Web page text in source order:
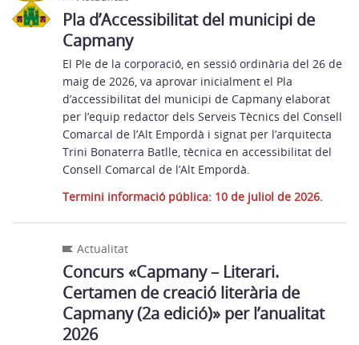
Pla d’Accessibilitat del municipi de
Capmany
El Ple de la corporació, en sessió ordinària del 26 de
maig de 2026, va aprovar inicialment el Pla
d’accessibilitat del municipi de Capmany elaborat
per l’equip redactor dels Serveis Tècnics del Consell
Comarcal de l’Alt Empordà i signat per l’arquitecta
Trini Bonaterra Batlle, tècnica en accessibilitat del
Consell Comarcal de l’Alt Empordà.
Termini informació pública: 10 de juliol de 2026.
Actualitat
Concurs «Capmany – Literari.
Certamen de creació literària de
Capmany (2a edició)» per l’anualitat
2026